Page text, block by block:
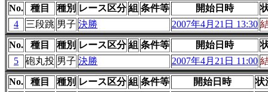
No. 種目 種別 レース区分 組 条件等 開始日時
4
三段跳 男子 決勝 2007年4月21日 13:30
No. 種目 種別 レース区分 組 条件等 開始日時
5
砲丸投 男子 決勝 2007年4月21日 11:00
No. 種目 種別 レース区分 組 条件等 開始日時
状